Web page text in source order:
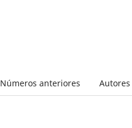
Números anteriores Autores